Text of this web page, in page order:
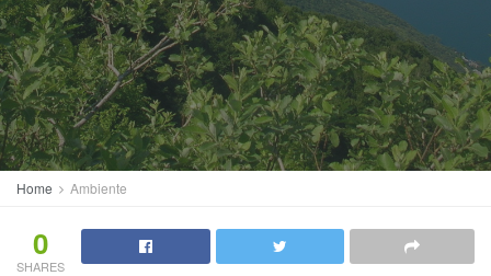
Home Ambiente
0
SHARES